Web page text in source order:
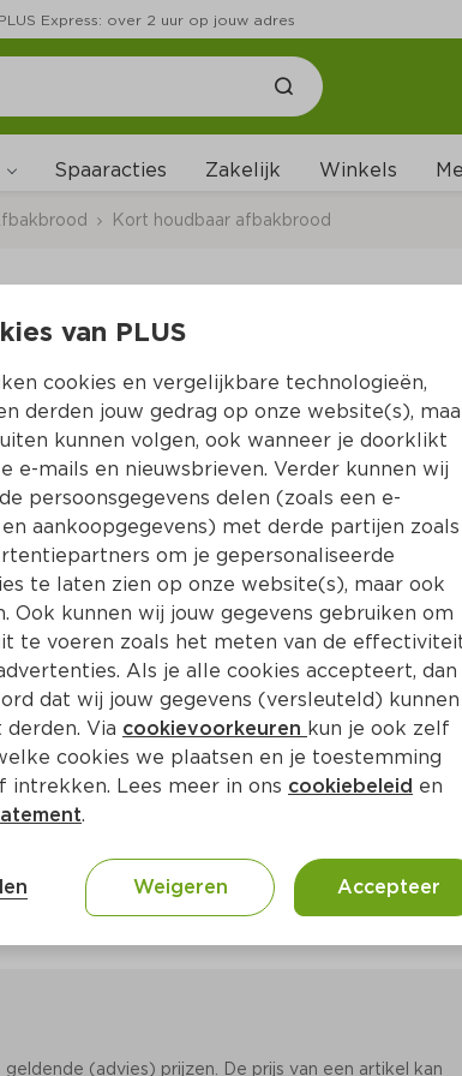
PLUS Express: over 2 uur op jouw adres
Spaaracties Zakelijk Winkels
Kort houdbaar afbakbrood
New York Bakery
Per Zakje 340 g  (per kilo €8.79)
2.99
Toevoegen
(advies) prijzen. De prijs van een artikel kan
van PLUS
cookies en vergelijkbare technologieën,
derden jouw gedrag op onze website(s),
kunnen volgen, ook wanneer je doorklikt
e-mails en nieuwsbrieven. Verder kunnen wij
persoonsgegevens delen (zoals een e-
aankoopgegevens) met derde partijen zoals
om je gepersonaliseerde
te laten zien op onze website(s), maar ook
Ook kunnen wij jouw gegevens gebruiken om
te voeren zoals het meten van de
Als je alle cookies accepteert, dan
dat wij jouw gegevens (versleuteld) kunnen
Via cookievoorkeuren kun je ook zelf
cookies we plaatsen en je toestemming
intrekken. Lees meer in ons cookiebeleid en
.
Weigeren Accepteer